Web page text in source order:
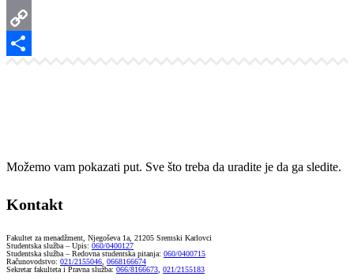
Email
Copy
Možemo vam pokazati put. Sve što treba da uradite je da ga sledite.
Kontakt
Fakultet za menadžment, Njegoševa 1a, 21205 Sremski Karlovci
Studentska služba – Upis: 060/0400127
Studentska služba – Redovna studentska pitanja: 060/0400715
Računovodstvo: 021/2155046 0668166674
Sekretar fakulteta i Pravna služba: 066/8166673 021/2155183